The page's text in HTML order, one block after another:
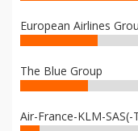
European Airlines
The Blue Group
Air-France-KLM-SAS(-